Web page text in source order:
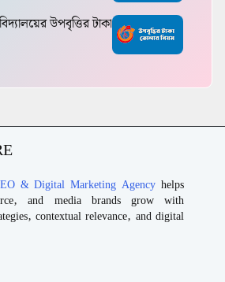
উপবৃত্তির টাকা
& Digital Marketing Agency helps
and media brands grow with
contextual relevance, and digital